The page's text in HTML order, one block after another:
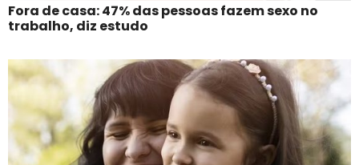
Fora de casa: 47% das pessoas fazem sexo no
trabalho, diz estudo